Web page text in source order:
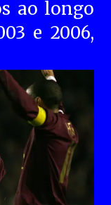
ao longo
e 2006,